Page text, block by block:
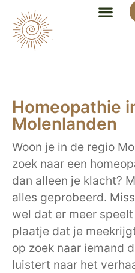
Homeopathie
Molenlanden
Woon je in de regio
zoek naar een
dan alleen je klacht?
alles geprobeerd.
wel dat er meer
plaatje dat je
op zoek naar iemand
luistert naar het